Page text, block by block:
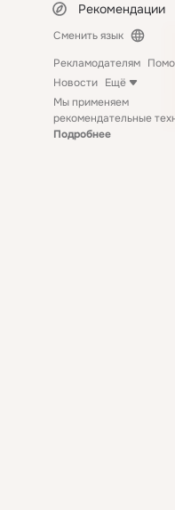
Рекомендации
Сменить язык
Рекламодателям
Новости Ещё
Мы применяем
рекомендательные
Подробнее